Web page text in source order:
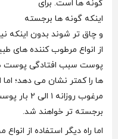
گونه ها است. برای
اینکه گونه ها برجسته
و چاق تر شوند بدون اینکه
از انواع مرطوب کننده های
پوست سبب افتادگی پوست
ها را کمتر نشان می دهد؛ اما
مرغوب
برجسته تر خواهند شد.
اما راه دیگر استفاده از